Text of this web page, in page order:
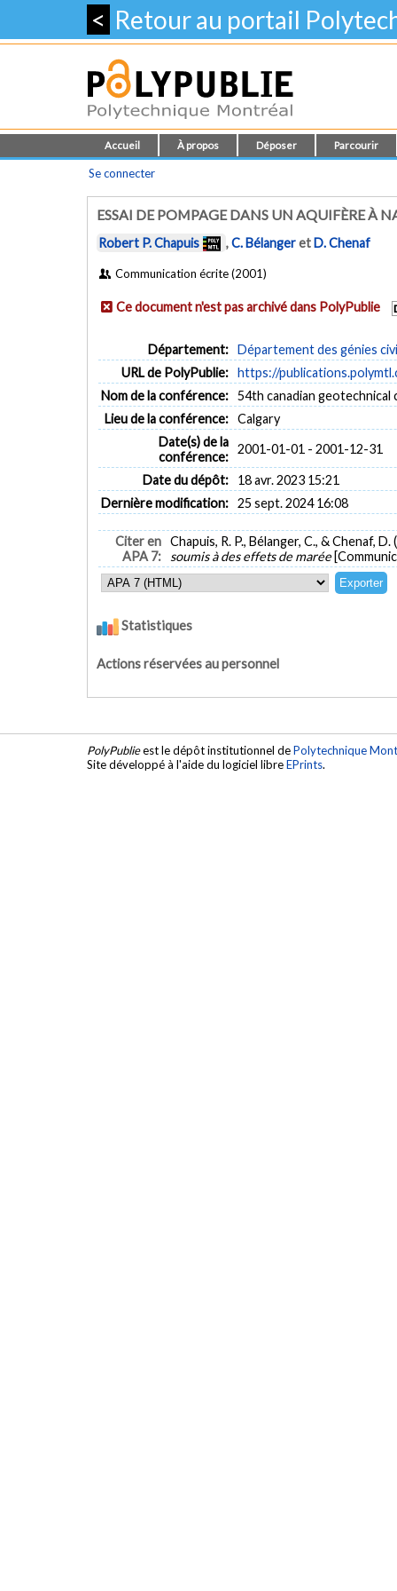
< Retour au portail
Accueil À propos Déposer Parcourir
Se connecter
ESSAI DE POMPAGE DANS UN AQUIFÈRE À
Robert P. Chapuis ,C. BélangeretD. Chenaf
Communication écrite (2001)
Ce document n'est pas archivé dans PolyPublie
Département: Département des génies
URL de PolyPublie: https://
Nom de la conférence: 54th canadian geotechnical
Lieu de la conférence: Calgary
Date(s) de la
conférence:
2001-01-01 - 2001-12-31
Date du dépôt:
18 avr. 2023 15:21
Dernière modification: 25 sept. 2024 16:08
Citer en
APA 7:
Chapuis, R. P., Bélanger, C., & Chenaf,
soumis à des effets de marée
Statistiques
Actions réservées au personnel
PolyPublieest le dépôt institutionnel dePolytechnique
Site développé à l'aide du logiciel libreEPrints.